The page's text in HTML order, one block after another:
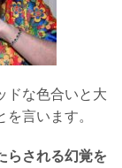
ドな色合いと大
言います。
らされる幻覚を